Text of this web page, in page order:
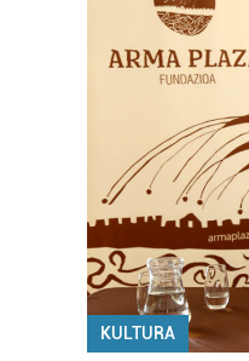
KULTURA